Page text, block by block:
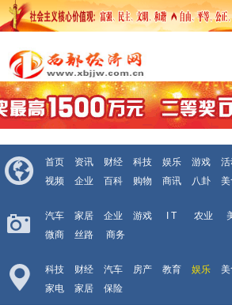
首页 资讯 财经 科技 娱乐 游戏 活
视频
企业 百科 购物 商讯 八卦 美
汽车 家居 企业 游戏 I T 农业
微商
丝路 商务
科技 财经 汽车 房产 教育 娱乐 美
家电
家居 保险